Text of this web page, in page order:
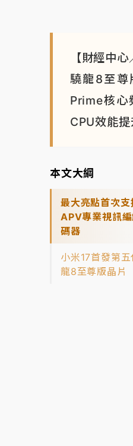
【財經中
驍龍8至尊
Prime核心
CPU效能
本文大綱
最大亮點首次支
APV專業視訊
碼器
小米17首發第五
龍8至尊版晶片